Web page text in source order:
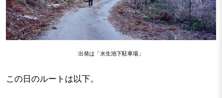
出発は「水生池下駐車場」
この日のルートは以下。